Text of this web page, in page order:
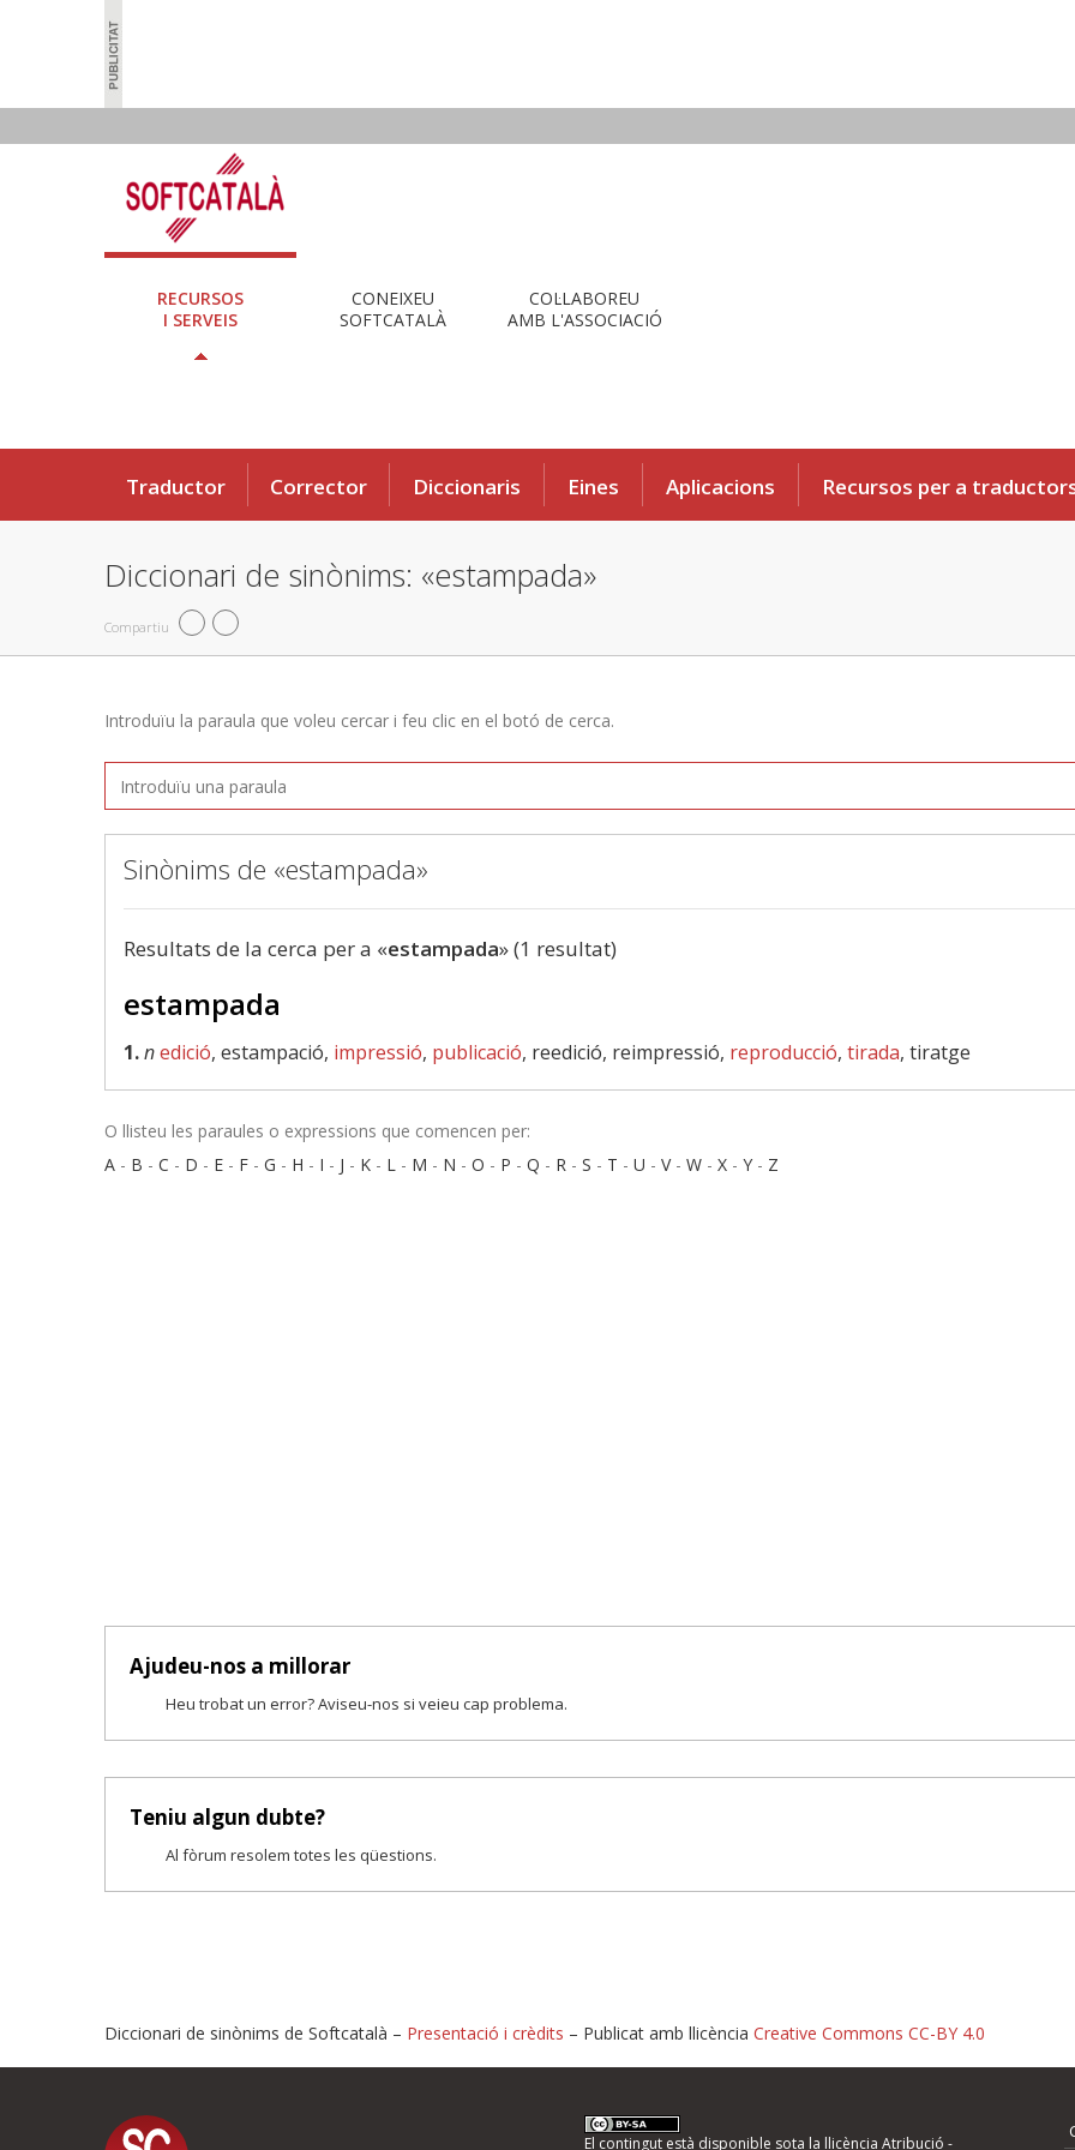
RECURSOS
I SERVEIS
CONEIXEU
SOFTCATALÀ
COL·LABOREU
AMB L'ASSOCIACIÓ
Traductor Corrector Diccionaris Eines Aplicacions Recursos per a
Diccionari de sinònims: «estampada»
Compartiu
Introduïu la paraula que voleu cercar i feu clic en el botó de cerca.
Sinònims de «estampada»
Resultats de la cerca per a «estampada» (1 resultat)
estampada
1.nedició, estampació, impressió, publicació, reedició, reimpressió, reproducció, tirada, tiratge
O llisteu les paraules o expressions que comencen per:
A - B - C - D - E - F - G - H - I - J - K - L - M - N - O - P - Q - R - S - T - U - V- W - X - Y - Z
Ajudeu-nos a millorar
Heu trobat un error? Aviseu-nos si veieu cap problema.
Teniu algun dubte?
Al fòrum resolem totes les qüestions.
Proposeu-nos millores o informeu d'errors
Diccionari de sinònims de Softcatalà – Presentació i crèdits – Publicat amb llicència Creative Commons CC-BY 4.0
El contingut està disponible sota la llicència Atribució -